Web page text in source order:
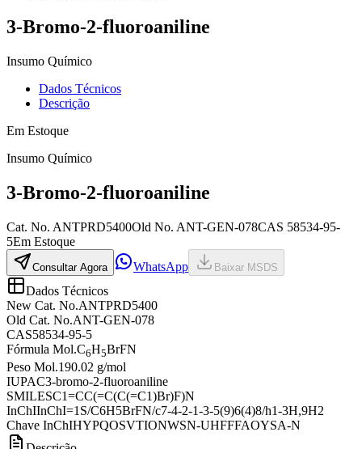
3-Bromo-2-fluoroaniline
Insumo Químico
Dados Técnicos
Descrição
Em Estoque
Insumo Químico
3-Bromo-2-fluoroaniline
Cat. No. ANTPRD5400Old No. ANT-GEN-078CAS 58534-95-
5Em Estoque
Consultar Agora WhatsApp Baixar MSDS
Dados Técnicos
New Cat. No.ANTPRD5400
Old Cat. No.ANT-GEN-078
CAS58534-95-5
Fórmula Mol.C6H5BrFN
Peso Mol.190.02 g/mol
IUPAC3-bromo-2-fluoroaniline
SMILESC1=CC(=C(C(=C1)Br)F)N
InChIInChI=1S/C6H5BrFN/c7-4-2-1-3-5(9)6(4)8/h1-3H,9H2
Chave InChIHYPQOSVTIONWSN-UHFFFAOYSA-N